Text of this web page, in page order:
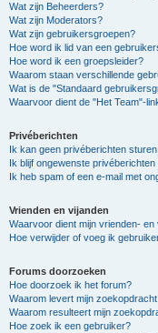
Wat zijn Beheerders?
Wat zijn Moderators?
Wat zijn gebruikersgroepen?
Hoe word ik lid van een
Hoe word ik een groepsleider?
Waarom staan verschillende
Wat is de "Standaard
Waarvoor dient de "Het Team"-
Privéberichten
Ik kan geen privéberichten sturen!
Ik blijf ongewenste privéberichten
Ik heb spam of een e-mail met
Vrienden en vijanden
Waarvoor dient mijn vrienden- en
Hoe verwijder of voeg ik
Forums doorzoeken
Hoe doorzoek ik het forum?
Waarom levert mijn
Waarom resulteert mijn
Hoe zoek ik een gebruiker?